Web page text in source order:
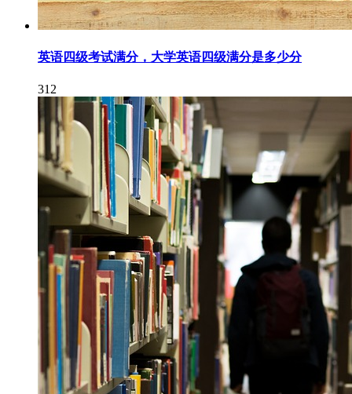
英语四级考试满分，大学英语四级满分是多少分
312